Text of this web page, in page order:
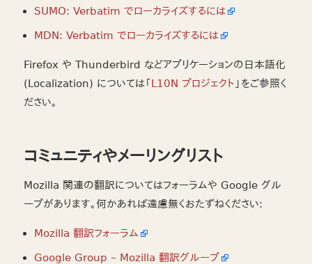
SUMO: Verbatim でローカライズするには
MDN: Verbatim でローカライズするには
Firefox や Thunderbird などアプリケーションの日本語化
(Localization) については「L10N プロジェクト 」をご参照く
ださい。
コミュニティやメーリングリスト
Mozilla 関連の翻訳についてはフォーラムや Google グル
ープがあります。何かあれば遠慮無くおたずねください:
Mozilla 翻訳フォーラム
Google Group – Mozilla 翻訳グループ